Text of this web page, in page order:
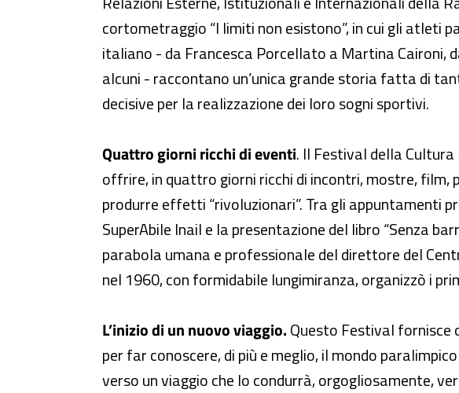
cortometraggio “I limiti non esistono”, in cui gli atleti
italiano - da Francesca Porcellato a Martina Caironi,
alcuni - raccontano un’unica grande storia fatta di
decisive per la realizzazione dei loro sogni sportivi.
Quattro giorni ricchi di eventi. Il Festival della
offrire, in quattro giorni ricchi di incontri, mostre,
produrre effetti “rivoluzionari”. Tra gli appuntamenti
SuperAbile Inail e la presentazione del libro “Senza
parabola umana e professionale del direttore del
nel 1960, con formidabile lungimiranza, organizzò i
L’inizio di un nuovo viaggio.Questo Festival fornisce
per far conoscere, di più e meglio, il mondo
verso un viaggio che lo condurrà, orgogliosamente,